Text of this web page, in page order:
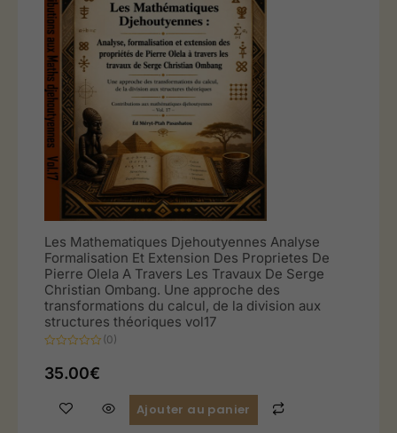
Les Mathematiques Djehoutyennes Analyse
Formalisation Et Extension Des Proprietes De
Pierre Olela A Travers Les Travaux De Serge
Christian Ombang. Une approche des
transformations du calcul, de la division aux
structures théoriques vol17
0
sur
(0)
35.00€
Ajouter au panier